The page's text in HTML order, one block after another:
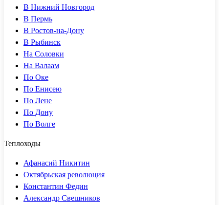
В Нижний Новгород
В Пермь
В Ростов-на-Дону
В Рыбинск
На Соловки
На Валаам
По Оке
По Енисею
По Лене
По Дону
По Волге
Теплоходы
Афанасий Никитин
Октябрьская революция
Константин Федин
Александр Свешников